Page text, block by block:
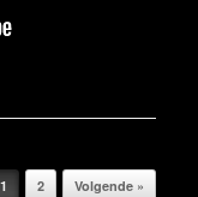
1 2 Volgende »